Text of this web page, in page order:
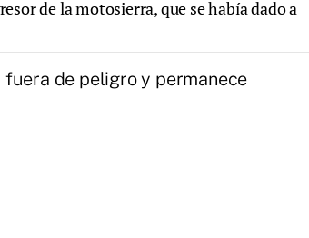
de la motosierra, que se había dado a
fuera de peligro y permanece